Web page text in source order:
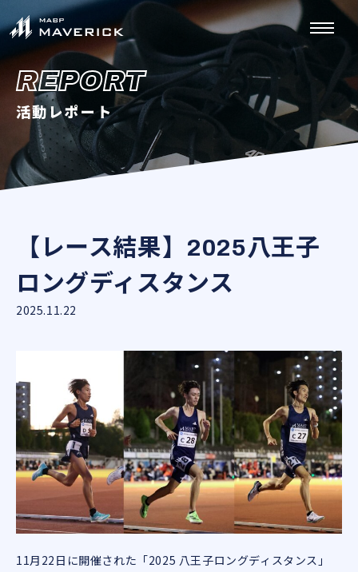
REPORT
活動レポート
【レース結果】2025八王子
ロングディスタンス
2025.11.22
11月22日に開催された「2025 八王子ロングディスタンス」